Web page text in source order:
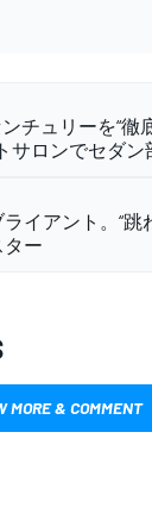
ンチュリーを“
サロンでセダ
イアント。“跳
ー
MORE & COMMENT